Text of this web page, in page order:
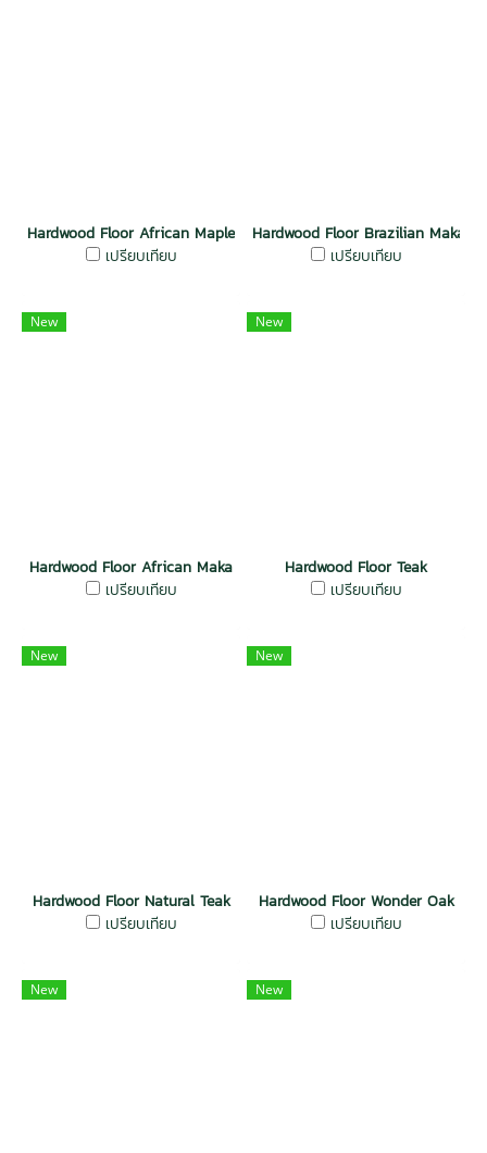
Hardwood Floor African Maple
เปรียบเทียบ
Hardwood Floor Brazilian Maka
เปรียบเทียบ
New
Hardwood Floor African Maka
เปรียบเทียบ
New
Hardwood Floor Teak
เปรียบเทียบ
New
Hardwood Floor Natural Teak
เปรียบเทียบ
New
Hardwood Floor Wonder Oak
เปรียบเทียบ
New New